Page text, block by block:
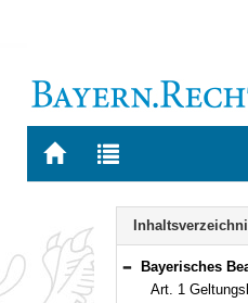
Zur
BAYERN.RECHT
Zur
letzten
Bereich
Bayerisches Beamtengesetz (BayBG)
Art. 1